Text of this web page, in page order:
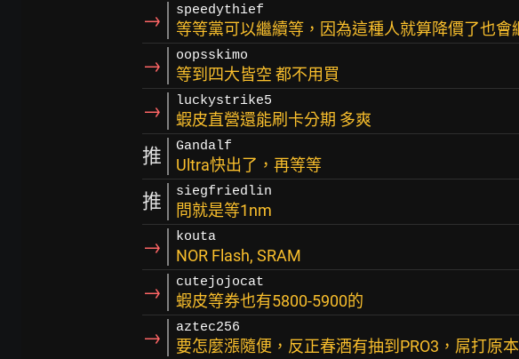
→ speedythief
等等黨可以繼續等，因為這種人就算降價了也會
→ oopsskimo
等到四大皆空 都不用買
→ luckystrike5
蝦皮直營還能刷卡分期 多爽
推 Gandalf
Ultra快出了，再等等
推 siegfriedlin
問就是等1nm
→ kouta
NOR Flash, SRAM
→ cutejojocat
蝦皮等券也有5800-5900的
→ aztec256
要怎麼漲隨便，反正春酒有抽到PRO3，屌打原